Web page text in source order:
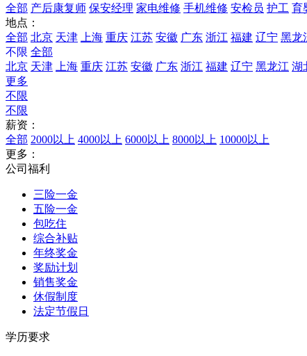
全部 产后康复师 保安经理 家电维修 手机维修 安检员 护工 育
地点：
全部 北京 天津 上海 重庆 江苏 安徽 广东 浙江 福建 辽宁 黑龙
不限 全部
北京 天津 上海 重庆 江苏 安徽 广东 浙江 福建 辽宁 黑龙江 湖
更多
不限
不限
薪资：
全部 2000以上 4000以上 6000以上 8000以上 10000以上
更多：
公司福利
三险一金
五险一金
包吃住
综合补贴
年终奖金
奖励计划
销售奖金
休假制度
法定节假日
学历要求